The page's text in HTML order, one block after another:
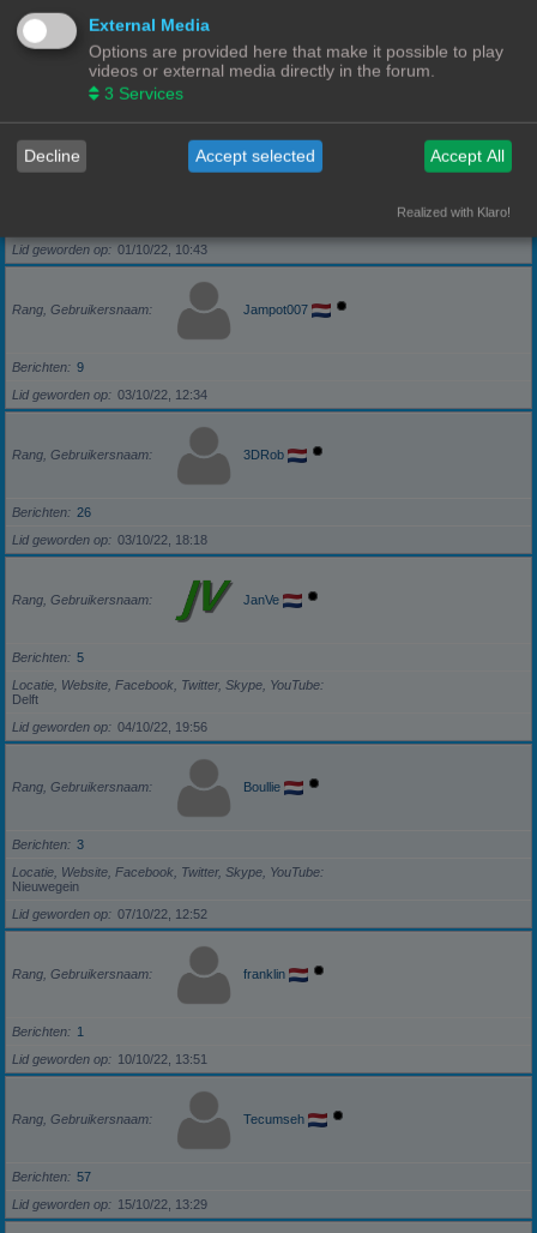
Rang, Gebruikersnaam
Lid geworden op
30/09/22, 13:40
Rang, Gebruikersnaam Robbel2005
Lid geworden op
01/10/22, 10:43
Rang, Gebruikersnaam Jampot007
Berichten
9
Lid geworden op
03/10/22, 12:34
Rang, Gebruikersnaam 3DRob
Berichten
26
Lid geworden op
03/10/22, 18:18
Rang, Gebruikersnaam JanVe
Berichten
5
Locatie, Website, Facebook, Twitter, Skype, YouTube
Delft
Lid geworden op
04/10/22, 19:56
Rang, Gebruikersnaam Boullie
Berichten
3
Locatie, Website, Facebook, Twitter, Skype, YouTube
Nieuwegein
Lid geworden op
07/10/22, 12:52
Rang, Gebruikersnaam franklin
Berichten
1
Lid geworden op
10/10/22, 13:51
Rang, Gebruikersnaam Tecumseh
Berichten
57
Lid geworden op
15/10/22, 13:29
External Media
Options are provided here that make it possible to play
videos or external media directly in the forum.
3 Services
Decline Accept selected Accept All
Realized with Klaro!